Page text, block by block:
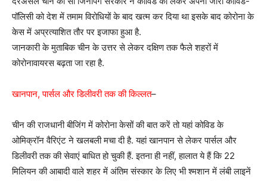
पॉलिसी को देश में तमाम विरोधियों के बाद खत्म कर दिया था इसके बाद कोरोना के
केस में अप्रत्याशित तौर पर इजाफा हुआ है.
जानकारी के मुताबिक चीन के उत्तर से लेकर दक्षिण तक फैले शहरों में
कोरोनावायरस बढ़ता जा रहा है.
खानपान, पार्सल और डिलीवरी तक की किल्लत–
चीन की राजधानी बीजिंग में कोरोना केसों की बात करें तो यहां कोविड के
ओमिक्रॉन वैरिएंट ने खलबली मचा दी है. यहां खानपान से लेकर पार्सल और
डिलीवरी तक की सेवाएं बाधित हो चुकी हैं. इतना ही नहीं, हालात ये हैं कि 22
मिलियन की आबादी वाले शहर में अंतिम संस्कार के लिए भी श्मशान में लंबी लाइनें